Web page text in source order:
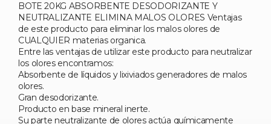
BOTE 20KG ABSORBENTE DESODORIZANTE Y
NEUTRALIZANTE ELIMINA MALOS OLORES Ventajas
de este producto para eliminar los malos olores de
CUALQUIER materias organica.
Entre las ventajas de utilizar este producto para neutralizar
los olores encontramos:
Absorbente de líquidos y lixiviados generadores de malos
olores.
Gran desodorizante.
Producto en base mineral inerte.
Su parte neutralizante de olores actúa químicamente